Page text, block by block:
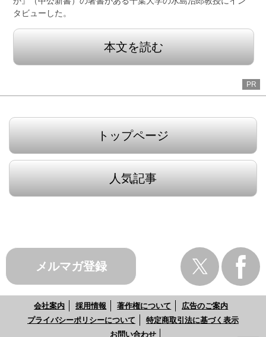
タビューした。
本文を読む
PR
トップページ
人気記事
メルマガ登録
会社案内 採用情報 著作権について
広告のご案内
プライバシーポリシーについて
特定商取引法に基づく表示
お問い合わせ